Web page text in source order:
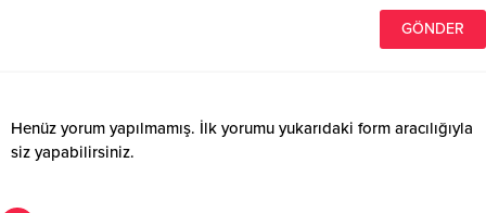
Henüz yorum yapılmamış. İlk yorumu yukarıdaki form aracılığıyla
siz yapabilirsiniz.